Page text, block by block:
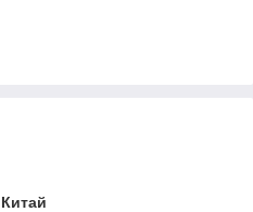
Китай